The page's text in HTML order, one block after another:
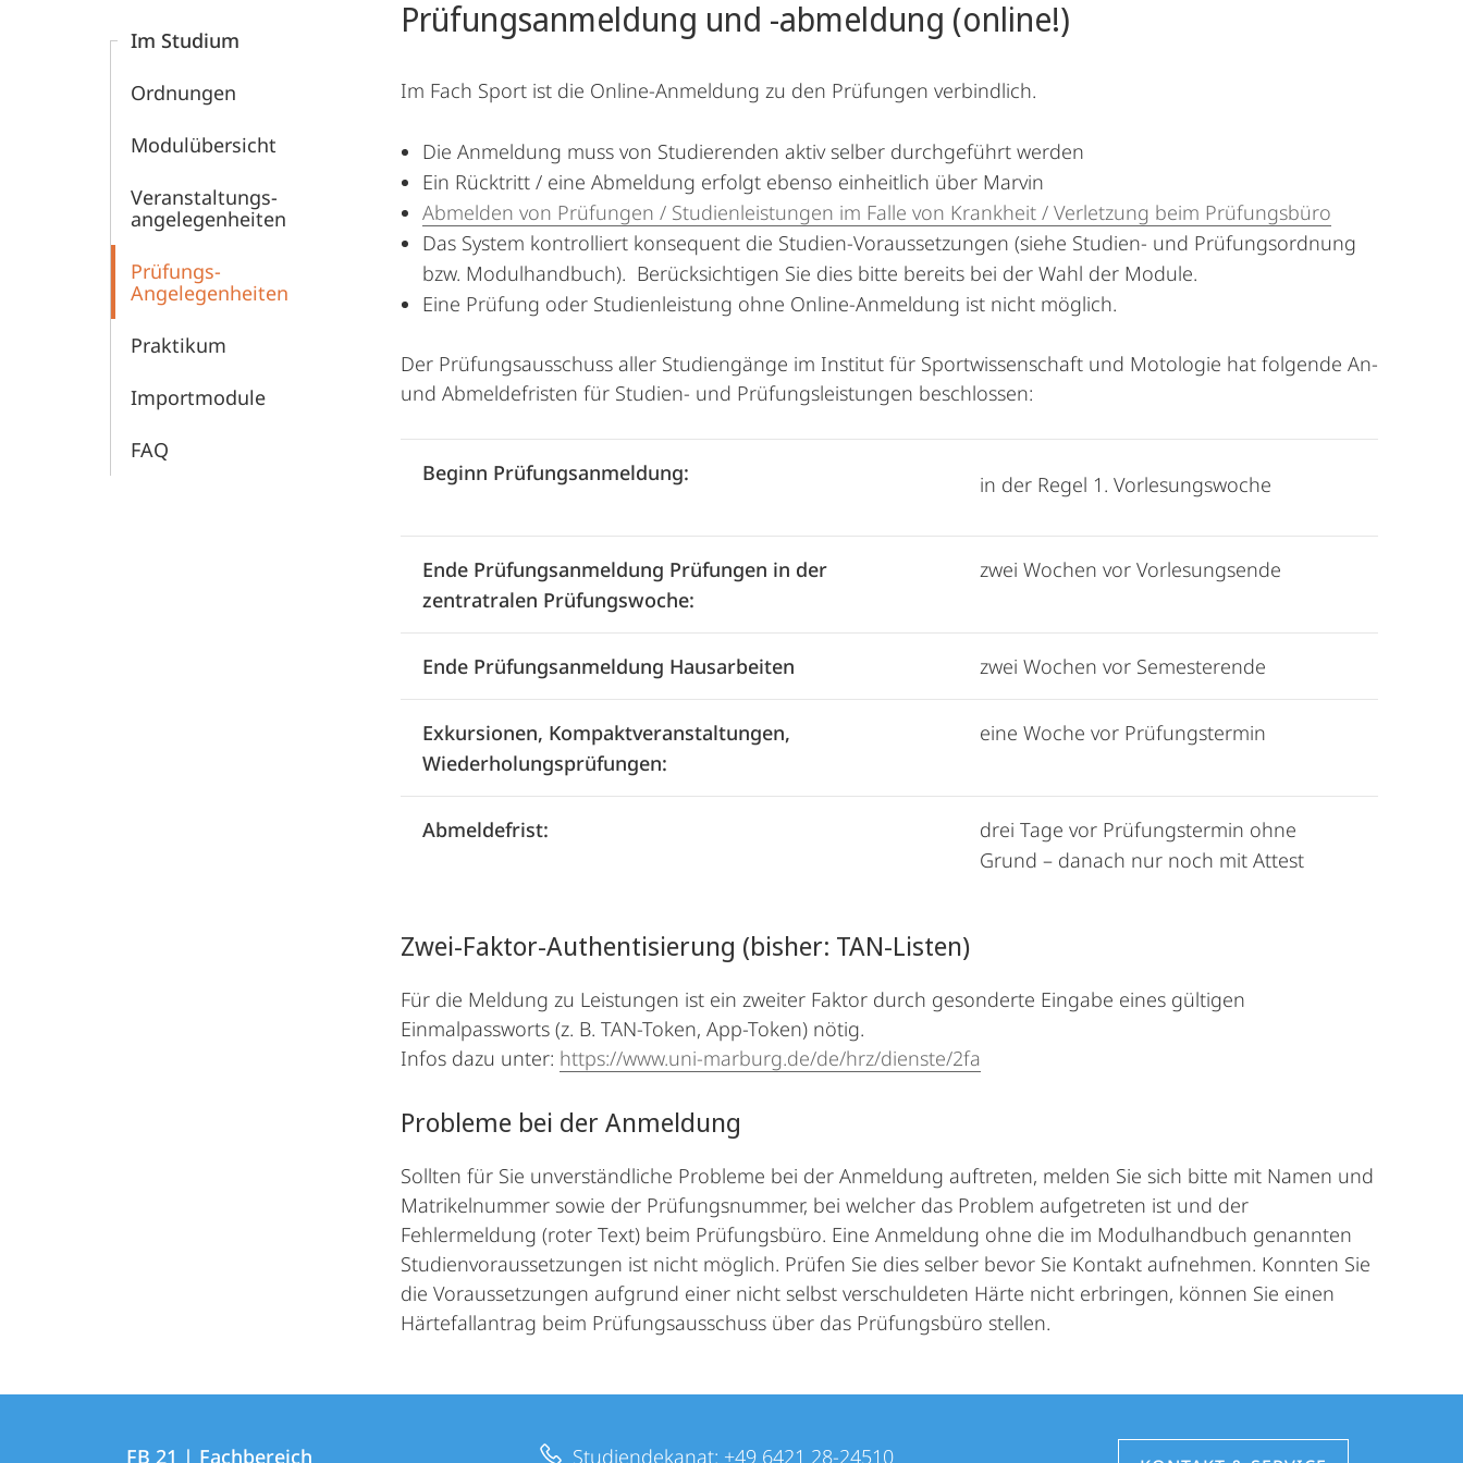
Im Studium
Ordnungen
Modulübersicht
Veranstaltungs-
angelegenheiten
Prüfungs-
Angelegenheiten
Praktikum
Importmodule
FAQ
Prüfungsanmeldung und -abmeldung (online!)
Im Fach Sport ist die Online-Anmeldung zu den Prüfungen verbindlich.
Die Anmeldung muss von Studierenden aktiv selber durchgeführt werden
Ein Rücktritt / eine Abmeldung erfolgt ebenso einheitlich über Marvin
Abmelden von Prüfungen / Studienleistungen im Falle von Krankheit / Verletzung beim Prüfungsbüro
Das System kontrolliert konsequent die Studien-Voraussetzungen (siehe Studien- und Prüfungsordnung
bzw. Modulhandbuch). Berücksichtigen Sie dies bitte bereits bei der Wahl der Module.
Eine Prüfung oder Studienleistung ohne Online-Anmeldung ist nicht möglich.
Der Prüfungsausschuss aller Studiengänge im Institut für Sportwissenschaft und Motologie hat folgende An-
und Abmeldefristen für Studien- und Prüfungsleistungen beschlossen:
Beginn Prüfungsanmeldung: in der Regel 1. Vorlesungswoche
Ende Prüfungsanmeldung Prüfungen in der
zentratralen Prüfungswoche:
zwei Wochen vor Vorlesungsende
Ende Prüfungsanmeldung Hausarbeiten zwei Wochen vor Semesterende
Exkursionen, Kompaktveranstaltungen,
Wiederholungsprüfungen:
eine Woche vor Prüfungstermin
Abmeldefrist:
drei Tage vor Prüfungstermin ohne
Grund – danach nur noch mit Attest
Zwei-Faktor-Authentisierung (bisher: TAN-Listen)
Für die Meldung zu Leistungen ist ein zweiter Faktor durch gesonderte Eingabe eines gültigen
Einmalpassworts (z. B. TAN-Token, App-Token) nötig.
Infos dazu unter: https://www.uni-marburg.de/de/hrz/dienste/2fa
Probleme bei der Anmeldung
Sollten für Sie unverständliche Probleme bei der Anmeldung auftreten, melden Sie sich bitte mit Namen und
Matrikelnummer sowie der Prüfungsnummer, bei welcher das Problem aufgetreten ist und der
Fehlermeldung (roter Text) beim Prüfungsbüro. Eine Anmeldung ohne die im Modulhandbuch genannten
Studienvoraussetzungen ist nicht möglich. Prüfen Sie dies selber bevor Sie Kontakt aufnehmen. Konnten Sie
die Voraussetzungen aufgrund einer nicht selbst verschuldeten Härte nicht erbringen, können Sie einen
Härtefallantrag beim Prüfungsausschuss über das Prüfungsbüro stellen.
Kontaktinformationen
FB 21 | Fachbereich Studiendekanat: +49 6421 28-24510